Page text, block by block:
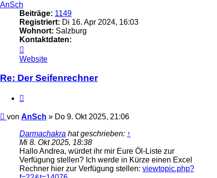
AnSch
Beiträge: 1149
Registriert: Di 16. Apr 2024, 16:03
Wohnort: Salzburg
Kontaktdaten:
von
AnSch
Website
Re: Der Seifenrechner
Beitrag
von AnSch » Do 9. Okt 2025, 21:06
Darmachakra hat geschrieben: ↑
Mi 8. Okt 2025, 18:38
Hallo Andrea, würdet ihr mir Eure Öl-Liste zur
Verfügung stellen? Ich werde in Kürze einen Excel
Rechner hier zur Verfügung stellen: viewtopic.php?